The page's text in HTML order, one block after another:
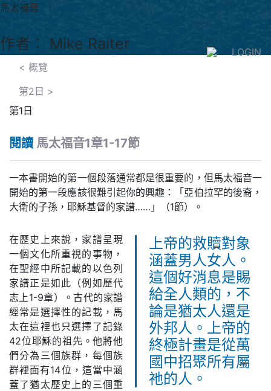
LOGIN
馬太福音
作者： Mike Raiter
< 概覽
第2日 >
第1日
閱讀 馬太福音1章1-17節
一本書開始的第一個段落通常都是很重要的，但馬太福音一
開始的第一段應該很難引起你的興趣：「亞伯拉罕的後裔，
大衛的子孫，耶穌基督的家譜……」（1節）。
上帝的救贖對象
涵蓋男人女人。
這個好消息是賜
給全人類的，不
論是猶太人還是
外邦人。上帝的
終極計畫是從萬
國中招聚所有屬
祂的人。
在歷史上來說，家譜呈現
一個文化所重視的事物，
在聖經中所記載的以色列
家譜正是如此（例如歷代
志上1-9章）。古代的家譜
經常是選擇性的記載，馬
太在這裡也只選擇了記錄
42位耶穌的祖先。他將他
們分為三個族群，每個族
群裡面有14位，這當中涵
蓋了猶太歷史上的三個重